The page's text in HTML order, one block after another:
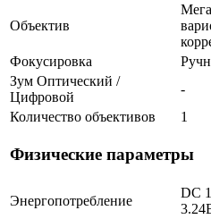
Объектив
Фокусировка
Зум Оптический /
Цифровой
-
Количество объективов
1
Физические параметры
Энергопотребление
DC